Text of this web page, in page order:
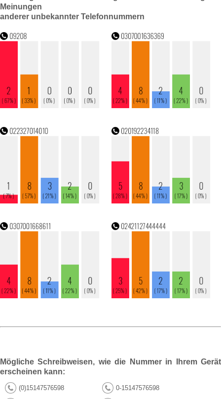
Meinungen
anderer unbekannter Telefonnummern
Mögliche Schreibweisen, wie die Nummer in Ihrem Gerät
erscheinen kann:
(0)15147576598 0-15147576598